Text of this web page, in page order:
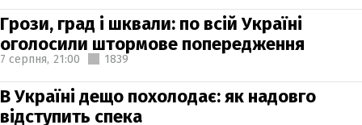
Грози, град і шквали: по всій Україні
оголосили штормове попередження
7 серпня, 21:00 1839
В Україні дещо похолодає: як надовго
відступить спека